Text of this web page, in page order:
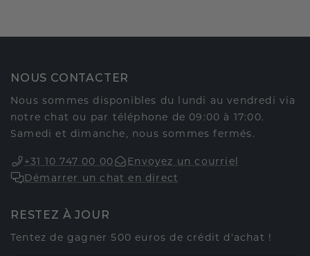
NOUS CONTACTER
Nous sommes disponibles du lundi au vendredi via
notre chat ou par téléphone de 09:00 à 17:00.
Samedi et dimanche, nous sommes fermés.
+31 10 747 00 00
Envoyez un courriel
Démarrer un chat en direct
RESTEZ À JOUR
Tentez de gagner 500 euros de crédit d'achat !